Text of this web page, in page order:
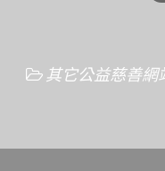
其它公益慈善網